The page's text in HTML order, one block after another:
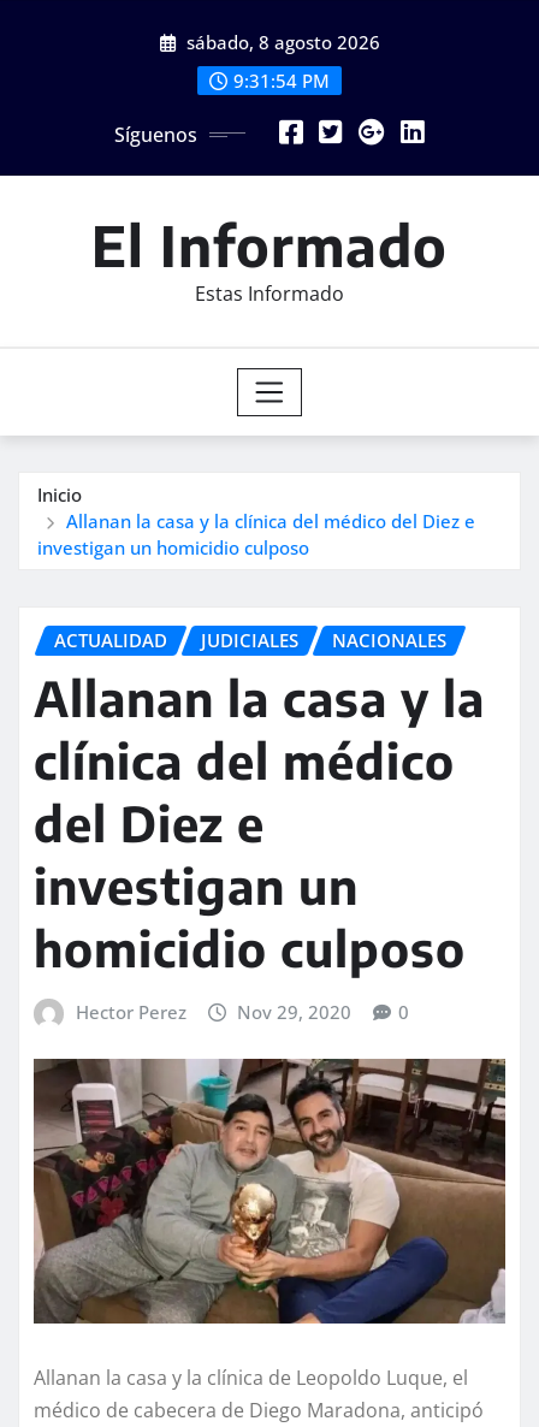
sábado, 8 agosto 2026
9:31:56 PM
Síguenos
El Informado
Estas Informado
Inicio
Allanan la casa y la clínica del médico del Diez e
investigan un homicidio culposo
ACTUALIDAD JUDICIALES NACIONALES
Allanan la casa y la
clínica del médico
del Diez e
investigan un
homicidio culposo
Hector Perez Nov 29, 2020 0
Allanan la casa y la clínica de Leopoldo Luque, el
médico de cabecera de Diego Maradona, anticipó